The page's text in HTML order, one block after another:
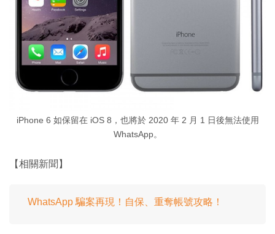
iPhone 6 如保留在 iOS 8，也將於 2020 年 2 月 1 日後無法使用
WhatsApp。
【相關新聞】
WhatsApp 騙案再現！自保、重奪帳號攻略！